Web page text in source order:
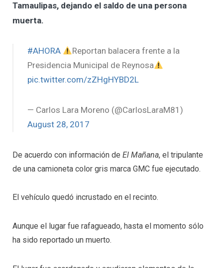
Tamaulipas, dejando el saldo de una persona
muerta.
#AHORA
Reportan balacera frente a la
Presidencia Municipal de Reynosa
pic.twitter.com/zZHgHYBD2L
— Carlos Lara Moreno (@CarlosLaraM81)
August 28, 2017
De acuerdo con información de El Mañana, el tripulante
de una camioneta color gris marca GMC fue ejecutado.
El vehículo quedó incrustado en el recinto.
Aunque el lugar fue rafagueado, hasta el momento sólo
ha sido reportado un muerto.